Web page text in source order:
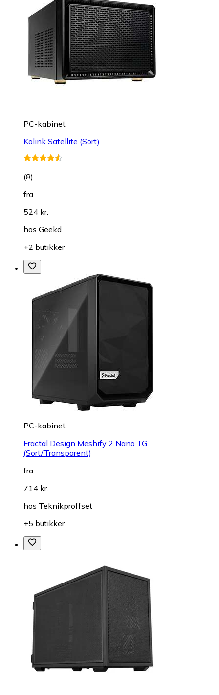
PC-kabinet
Kolink Satellite (Sort)
(8)
fra
524 kr.
hos Geekd
+2 butikker
PC-kabinet
Fractal Design Meshify 2 Nano TG
(Sort/Transparent)
fra
714 kr.
hos Teknikproffset
+5 butikker